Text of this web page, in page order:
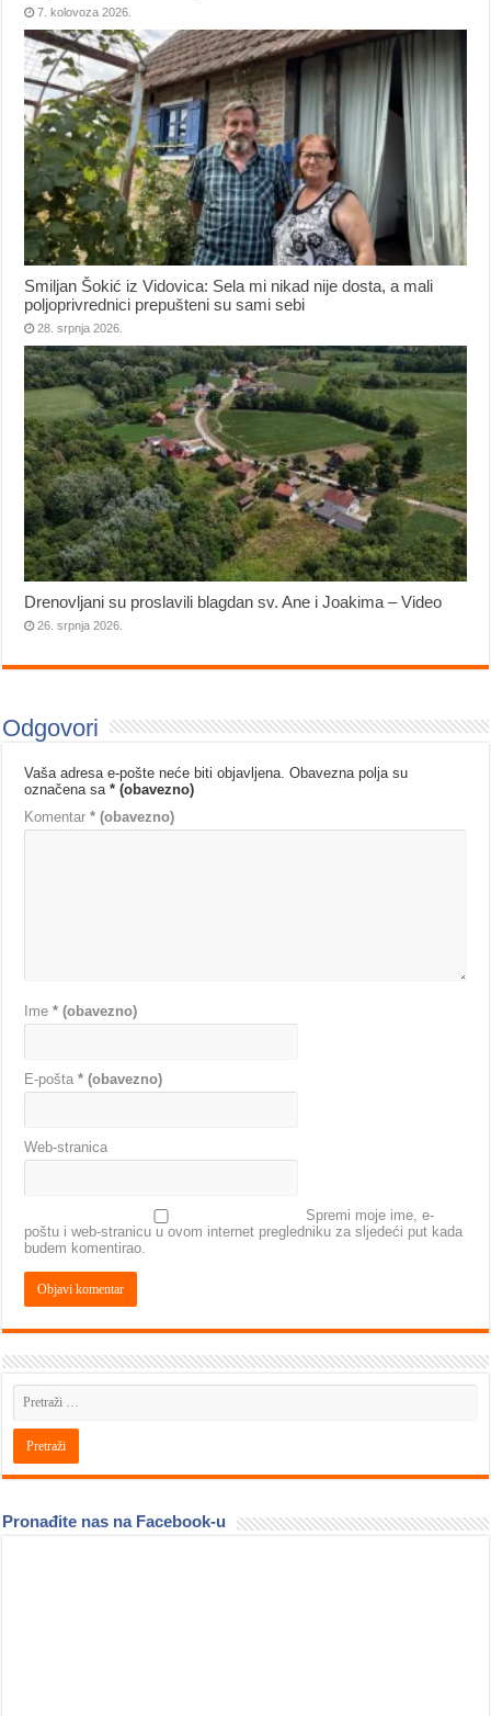
7. kolovoza 2026.
Smiljan Šokić iz Vidovica: Sela mi nikad nije dosta, a mali
poljoprivrednici prepušteni su sami sebi
28. srpnja 2026.
Drenovljani su proslavili blagdan sv. Ane i Joakima – Video
26. srpnja 2026.
Odgovori
Vaša adresa e-pošte neće biti objavljena. Obavezna polja su
označena sa* (obavezno)
Komentar* (obavezno)
Ime* (obavezno)
E-pošta* (obavezno)
Web-stranica
Spremi moje ime, e-
poštu i web-stranicu u ovom internet pregledniku za sljedeći put kada
budem komentirao.
Pronađite nas na Facebook-u